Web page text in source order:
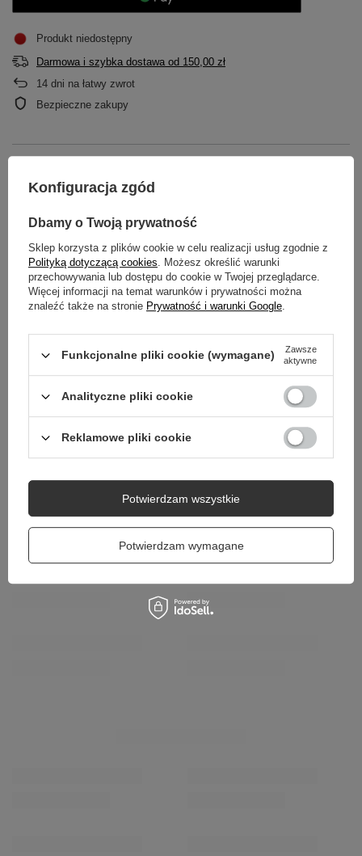
Produkt niedostępny
Darmowa i szybka dostawa od 150,00 zł
14 dni na łatwy zwrot
Bezpieczne zakupy
DO POBRANIA
OPINIE (0)
Potrzebujesz pomocy? Masz pytania?
Zadaj pytanie a my odpowiemy niezwłocznie,
dla innych.
Zadaj pytanie
Konfiguracja zgód
Dbamy o Twoją prywatność
Sklep korzysta z plików cookie w celu realizacji usług zgodnie z
Polityką dotyczącą cookies. Możesz określić warunki
przechowywania lub dostępu do cookie w Twojej przeglądarce.
Więcej informacji na temat warunków i prywatności można
znaleźć także na stronie Prywatność i warunki Google.
Funkcjonalne pliki cookie (wymagane)
Zawsze
aktywne
Analityczne pliki cookie
Reklamowe pliki cookie
Potwierdzam wymagane
Potwierdzam wszystkie